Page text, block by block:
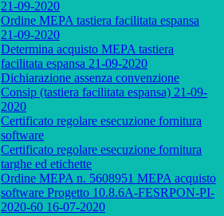
21-09-2020
Ordine MEPA tastiera facilitata espansa
21-09-2020
Determina acquisto MEPA tastiera
facilitata espansa 21-09-2020
Dichiarazione assenza convenzione
Consip (tastiera facilitata espansa) 21-09-
2020
Certificato regolare esecuzione fornitura
software
Certificato regolare esecuzione fornitura
targhe ed etichette
Ordine MEPA n. 5608951 MEPA acquisto
software Progetto 10.8.6A-FESRPON-PI-
2020-60 16-07-2020